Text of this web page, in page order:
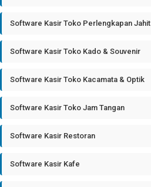
Software Kasir Toko Perlengkapan Jahit
Software Kasir Toko Kado & Souvenir
Software Kasir Toko Kacamata & Optik
Software Kasir Toko Jam Tangan
Software Kasir Restoran
Software Kasir Kafe